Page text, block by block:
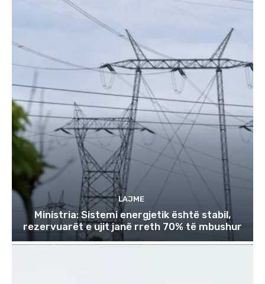
LAJME
Ministria: Sistemi energjetik është stabil,
rezervuarët e ujit janë rreth 70% të mbushur